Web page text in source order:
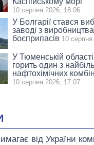
10 серпня 2026, 18:06
У Болгарії стався
заводі з виробництва
боєприпасів 10
У Тюменській
горить один з
нафтохімічних
10 серпня 2026, 17:07
від України